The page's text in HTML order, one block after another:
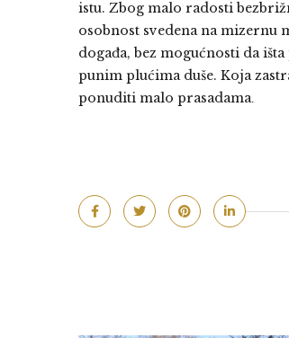
istu. Zbog malo radosti
osobnost svedena na mizernu
događa, bez mogućnosti da
punim plućima duše. Koja
ponuditi malo prasadama.